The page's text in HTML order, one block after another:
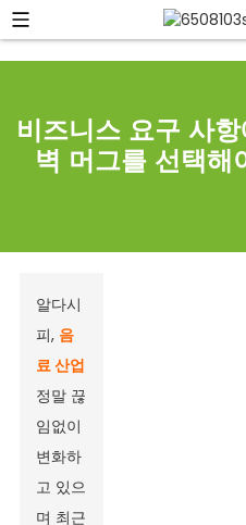
비즈니스 요구 사
벽 머그를 선택해
알다시
피, 음
료 산업
정말 끊
임없이
변화하
고 있으
며 최근